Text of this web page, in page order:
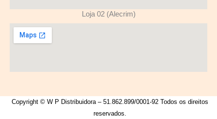
Loja 02 (Alecrim)
Copyright © W P Distribuidora – 51.862.899/0001-92 Todos os direitos
reservados.